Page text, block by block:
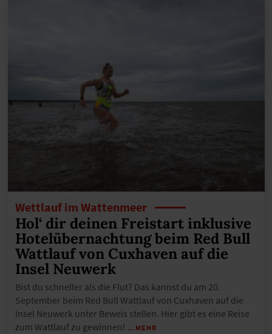
Wettlauf im Wattenmeer
Hol‘ dir deinen Freistart inklusive
Hotelübernachtung beim Red Bull
Wattlauf von Cuxhaven auf die
Insel Neuwerk
Bist du schneller als die Flut? Das kannst du am 20.
September beim Red Bull Wattlauf von Cuxhaven auf die
Insel Neuwerk unter Beweis stellen. Hier gibt es eine Reise
zum Wattlauf zu gewinnen! …MEHR